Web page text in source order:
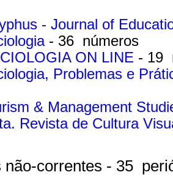
- Journal of
- 36 números
ON LINE - 19
Problemas e
& Management
Revista de Cultura
não-correntes - 35